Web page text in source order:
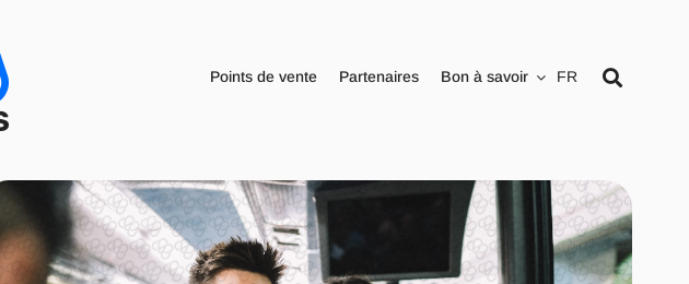
Points de vente Partenaires Bon à savoir FR